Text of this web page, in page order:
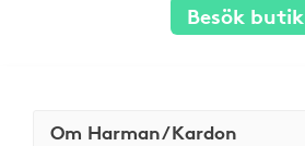
Besök butik
Om Harman/Kardon